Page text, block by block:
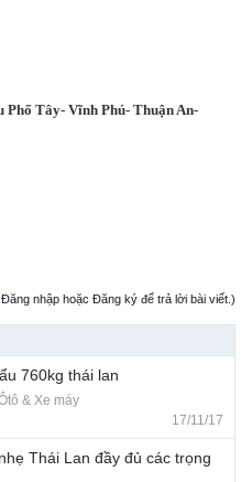
Tây- Vĩnh Phú- Thuận An-
nhập hoặc Đăng ký để trả lời bài viết.)
760kg thái lan
& Xe máy
17/11/17
Thái Lan đầy đủ các trọng